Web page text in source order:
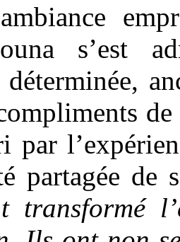
s’est
déterminée,
de
par
partagée de
transformé